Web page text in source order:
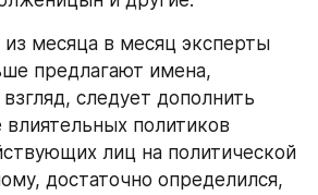
месяца в месяц эксперты
предлагают имена,
следует дополнить
влиятельных политиков
лиц на политической
достаточно определился,